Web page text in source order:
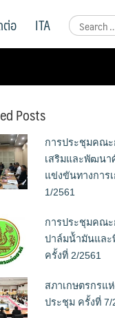
Search
for:
อ ITA
Posts
การประชุมคณะ
เสริมและพัฒนา
แข่งขันทางการ
1/2561
การประชุมคณ
ปาล์มน้้ามันและ
ครั้งที่ 2/2561
สภาเกษตรกรแ
ประชุม ครั้งที่ 7/